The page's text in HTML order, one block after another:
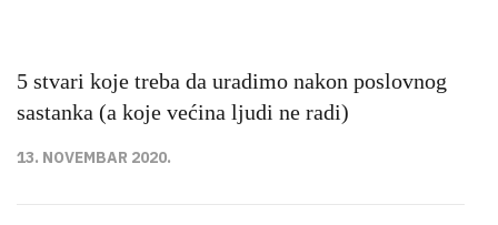
5 stvari koje treba da uradimo nakon poslovnog
sastanka (a koje većina ljudi ne radi)
13. NOVEMBAR 2020.